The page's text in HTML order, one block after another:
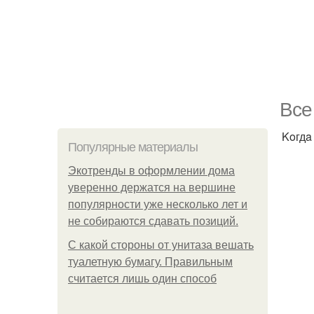
Популярные материалы
Экотренды в оформлении дома
уверенно держатся на вершине
популярности уже несколько лет и
не собираются сдавать позиций.
С какой стороны от унитаза вешать
туалетную бумагу. Правильным
считается лишь один способ